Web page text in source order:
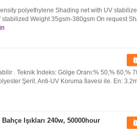
polyethylene Shading net with UV
Weight 35gsm-380gsm On request
. Teknik İndeks: Gölge Oranı:% 50,% 60,%
Şerit. Anti-UV Koruma İlavesi ile. En:
Işıkları 240w, 50000hour